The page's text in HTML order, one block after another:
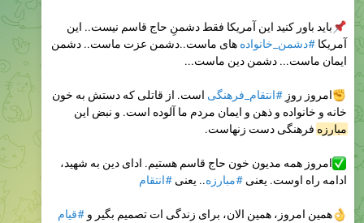
باید باور کنید این آمریکا فقط دشمنِ حاج قاسم نیست.. این
آمریکا #دشمن_خانواده های ماست..دشمن عزت ماست.. دشمن
ایمان ماست... دشمن دین ماست...
امروز روزِ#انتقام_فرهنگی است. از قاتلی که دستش به خون
خانه و خانواده و ذهن و ایمان مردم ما آلوده است. و نبض این
مبارزه فرهنگی دست زنهاست.
امروز همه مدیون خون حاج قاسم هستیم. ادای دین به شهید،
ادامه راه اوست. یعنی #مبارزه.. یعنی #انتقام
همین امروز، همین الان، برای زندگی ات تصمیم بگیر و#قیام